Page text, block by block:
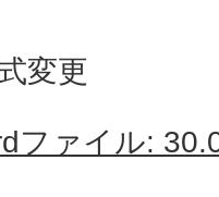
変更
ファイル: